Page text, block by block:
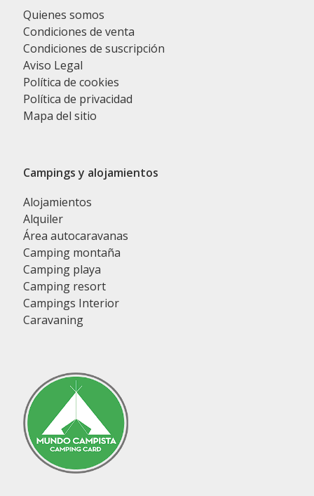
Quienes somos
Condiciones de venta
Condiciones de suscripción
Aviso Legal
Política de cookies
Política de privacidad
Mapa del sitio
Campings y alojamientos
Alojamientos
Alquiler
Área autocaravanas
Camping montaña
Camping playa
Camping resort
Campings Interior
Caravaning